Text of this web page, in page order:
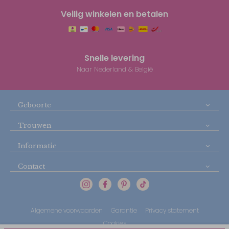
Veilig winkelen en betalen
Snelle levering
Naar Nederland & België
Geboorte
Trouwen
Informatie
Contact
Algemene voorwaarden Garantie
Privacy statement
Cookies